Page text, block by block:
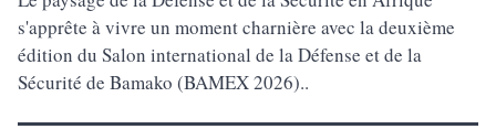
s'apprête à vivre un moment charnière avec la deuxième
édition du Salon international de la Défense et de la
Sécurité de Bamako (BAMEX 2026)..